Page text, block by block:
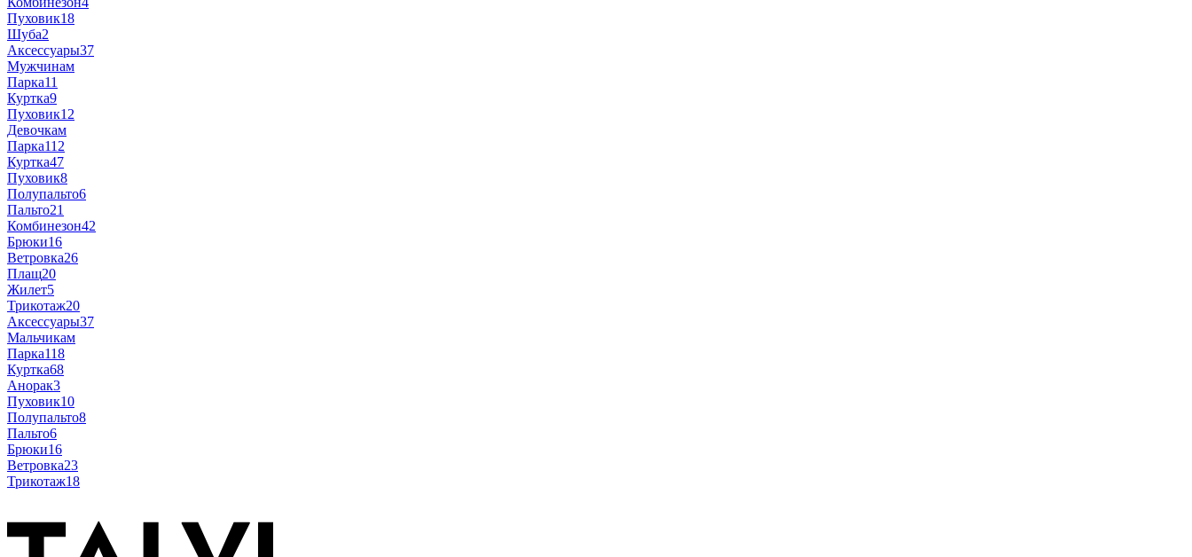
Пуховик18
Шуба2
Аксессуары37
Мужчинам
Парка11
Куртка9
Пуховик12
Девочкам
Парка112
Куртка47
Пуховик8
Полупальто6
Пальто21
Комбинезон42
Брюки16
Ветровка26
Плащ20
Жилет5
Трикотаж20
Аксессуары37
Мальчикам
Парка118
Куртка68
Анорак3
Пуховик10
Полупальто8
Пальто6
Брюки16
Ветровка23
Трикотаж18